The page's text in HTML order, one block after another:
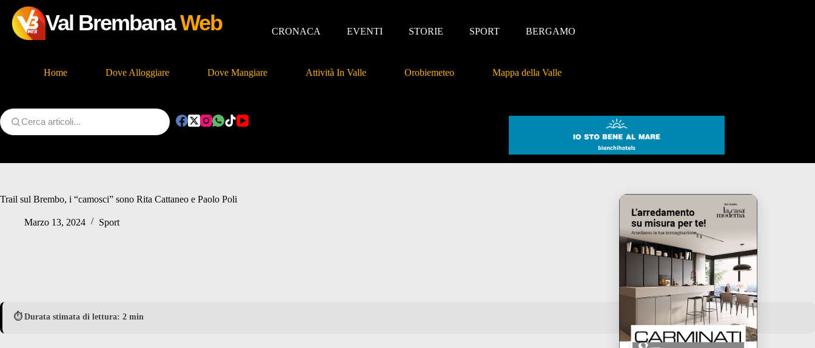
Val BrembanaWeb CRONACA EVENTI STORIE SPORT BERGAMO
Home Dove Alloggiare Dove Mangiare Attività In Valle Orobiemeteo Mappa della Valle
Trail sul Brembo, i “camosci” sono Rita Cattaneo e Paolo Poli
Marzo 13, 2024 Sport
⏱️ Durata stimata di lettura: 2 min